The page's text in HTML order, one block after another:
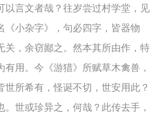
以言文者哉？往岁尝过村学堂，见
《小杂字》，句必四字，皆器物
关，余窃鄙之。然本其所由作，特
有用。今《游猎》所赋草木禽兽，
世所希有，怪诞不切，世安用此？
。世或珍异之，何哉？此传去手，